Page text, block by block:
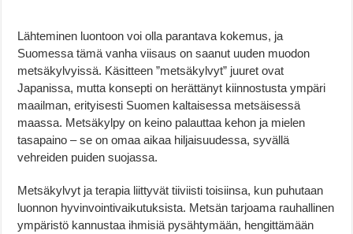
Lähteminen luontoon voi olla parantava kokemus, ja
Suomessa tämä vanha viisaus on saanut uuden muodon
metsäkylvyissä. Käsitteen ”metsäkylvyt” juuret ovat
Japanissa, mutta konsepti on herättänyt kiinnostusta ympäri
maailman, erityisesti Suomen kaltaisessa metsäisessä
maassa. Metsäkylpy on keino palauttaa kehon ja mielen
tasapaino – se on omaa aikaa hiljaisuudessa, syvällä
vehreiden puiden suojassa.
Metsäkylvyt ja terapia liittyvät tiiviisti toisiinsa, kun puhutaan
luonnon hyvinvointivaikutuksista. Metsän tarjoama rauhallinen
ympäristö kannustaa ihmisiä pysähtymään, hengittämään